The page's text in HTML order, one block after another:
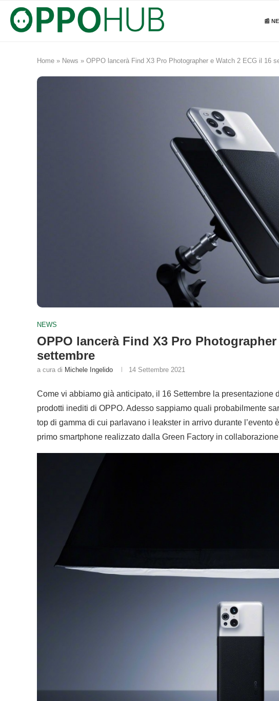
📰
Home » News » OPPO lancerà Find X3 Pro Photographer e Watch 2 ECG il 16
NEWS
OPPO lancerà Find X3 Pro
settembre
a cura di Michele Ingelido 14 Settembre 2021
Come vi abbiamo già anticipato, il 16 Settembre la presentazione
prodotti inediti di OPPO. Adesso sappiamo quali probabilmente
top di gamma di cui parlavano i leakster in arrivo durante l’evento è
primo smartphone realizzato dalla Green Factory in